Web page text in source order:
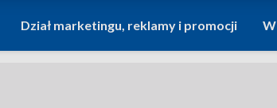
Dział marketingu, reklamy i promocji